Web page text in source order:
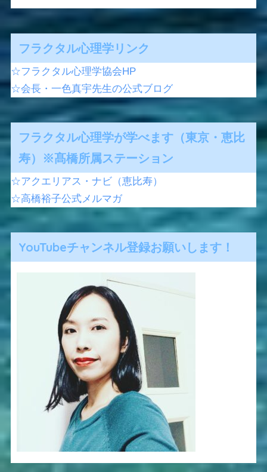
フラクタル心理学リンク
☆フラクタル心理学協会HP
☆会長・一色真宇先生の公式ブログ
フラクタル心理学が学べます（東京・恵比
寿）※髙橋所属ステーション
☆アクエリアス・ナビ（恵比寿）
☆高橋裕子公式メルマガ
YouTubeチャンネル登録お願いします！